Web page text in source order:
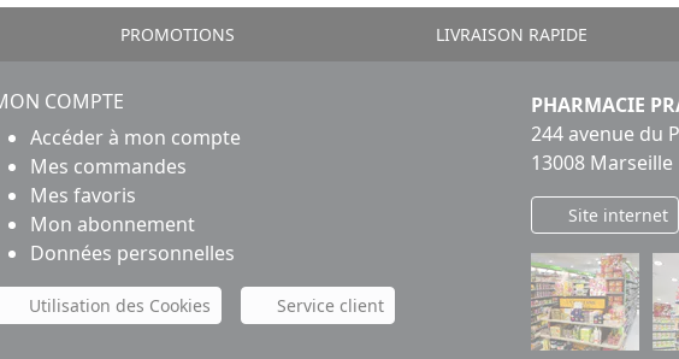
PROMOTIONS LIVRAISON RAPIDE
COMPTE
Accéder à mon compte
Mes commandes
Mes favoris
Mon abonnement
Données personnelles
Utilisation des Cookies Service client
PHARMACIE
244 avenue du
13008 Marseille
Site internet